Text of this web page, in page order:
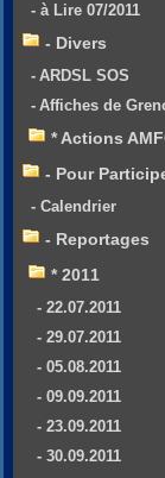
- à Lire 07/2011
- Divers
- ARDSL SOS
- Affiches de
* Actions
- Pour
- Calendrier
- Reportages
* 2011
- 22.07.2011
- 29.07.2011
- 05.08.2011
- 09.09.2011
- 23.09.2011
- 30.09.2011